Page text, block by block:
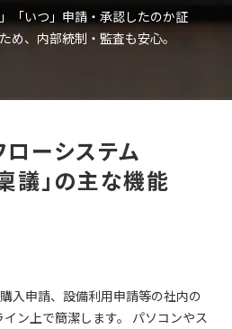
「いつ」申請・承認したのか証
め、内部統制・監査も安心。
ローシステム
議」の主な機能
入申請、設備利用申請等の社内の
ン上で簡潔します。 パソコンやス